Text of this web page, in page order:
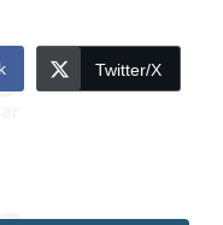
Twitter/X